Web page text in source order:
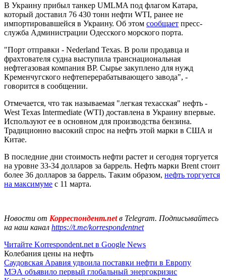
В Украину прибыл танкер UMLMA под флагом Катара,
который доставил 76 430 тонн нефти WTI, ранее не
импортировавшейся в Украину. Об этом сообщает пресс-
служба Администрации Одесского морского порта.
"Порт отправки - Nederland Texas. В роли продавца и
фрахтователя судна выступила транснациональная
нефтегазовая компания ВР. Сырье закуплено для нужд
Кременчугского нефтеперерабатывающего завода", -
говорится в сообщении.
Отмечается, что так называемая "легкая техасская" нефть -
West Texas Intermediate (WTI) доставлена в Украину впервые.
Используют ее в основном для производства бензина.
Традиционно высокий спрос на нефть этой марки в США и
Китае.
В последние дни стоимость нефти растет и сегодня торгуется
на уровне 33-34 долларов за баррель. Нефть марки Brent стоит
более 36 долларов за баррель. Таким образом, нефть торгуется
на максимуме с 11 марта.
Новости от Корреспондент.netв Telegram. Подписывайтесь
на наш канал https://t.me/korrespondentnet
Читайте Korrespondent.net в Google News
Колебания цены на нефть
Саудовская Аравия удвоила поставки нефти в Европу
МЭА объявило первый глобальный энергокризис